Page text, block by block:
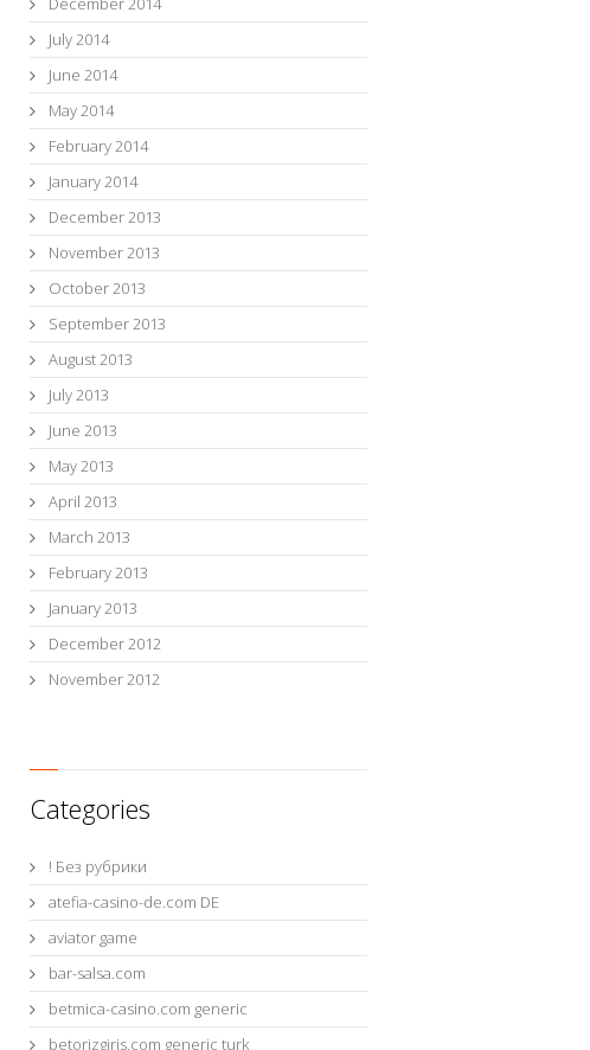
July 2014
June 2014
May 2014
February 2014
January 2014
December 2013
November 2013
October 2013
September 2013
August 2013
July 2013
June 2013
May 2013
April 2013
March 2013
February 2013
January 2013
December 2012
November 2012
Categories
! Без рубрики
atefia-casino-de.com DE
aviator game
bar-salsa.com
betmica-casino.com generic
betorizgiris.com generic turk